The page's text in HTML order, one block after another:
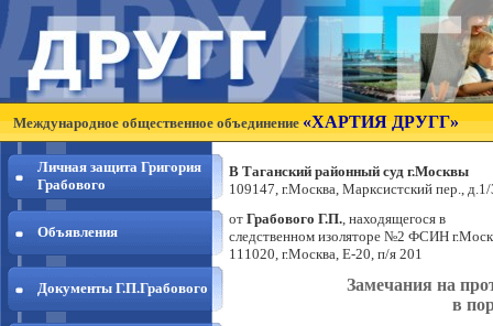
Международное общественное объединение«ХАРТИЯ ДРУГГ»
Личная защита Григория
Грабового
Объявления
Документы Г.П.Грабового
В Таганский районный суд г.Москвы
109147, г.Москва, Марксистский пер.,
от Грабового Г.П., находящегося в
следственном изоляторе №2 ФСИН
111020, г.Москва, Е-20, п/я 201
Замечания на
в